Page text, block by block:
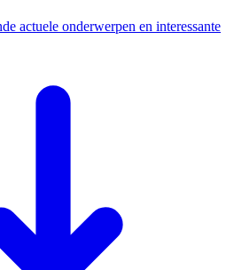
actuele onderwerpen en interessante